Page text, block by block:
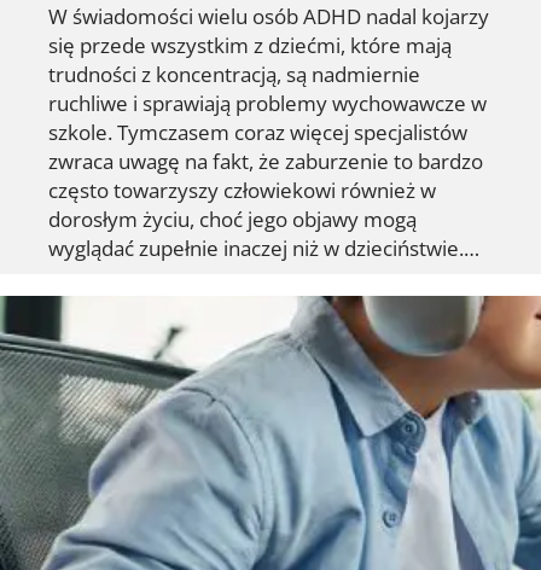
W świadomości wielu osób ADHD nadal kojarzy
się przede wszystkim z dziećmi, które mają
trudności z koncentracją, są nadmiernie
ruchliwe i sprawiają problemy wychowawcze w
szkole. Tymczasem coraz więcej specjalistów
zwraca uwagę na fakt, że zaburzenie to bardzo
często towarzyszy człowiekowi również w
dorosłym życiu, choć jego objawy mogą
wyglądać zupełnie inaczej niż w dzieciństwie.…